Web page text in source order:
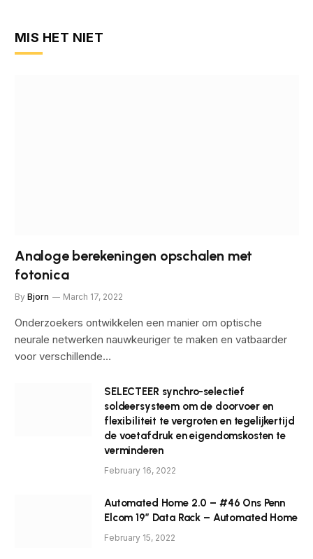
MIS HET NIET
Analoge berekeningen opschalen met
fotonica
By Bjorn March 17, 2022
Onderzoekers ontwikkelen een manier om optische
neurale netwerken nauwkeuriger te maken en vatbaarder
voor verschillende…
SELECTEER synchro-selectief
soldeersysteem om de doorvoer en
flexibiliteit te vergroten en tegelijkertijd
de voetafdruk en eigendomskosten te
verminderen
February 16, 2022
Automated Home 2.0 – #46 Ons Penn
Elcom 19″ Data Rack – Automated Home
February 15, 2022